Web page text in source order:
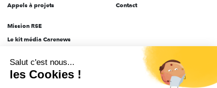
Appels à projets
Contact
Mission RSE
Le kit média Carenews
AEF info
Novethic
Salut c'est nous...
les Cookies !